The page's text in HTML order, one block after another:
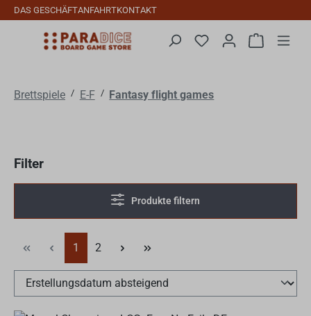
Zum Hauptinhalt springen
DAS GESCHÄFTANFAHRTKONTAKT
Du hast 0 Produkte
Brettspiele / E-F / Fantasy flight games
Filter
Produkte filtern
Seite
1 Seite
2